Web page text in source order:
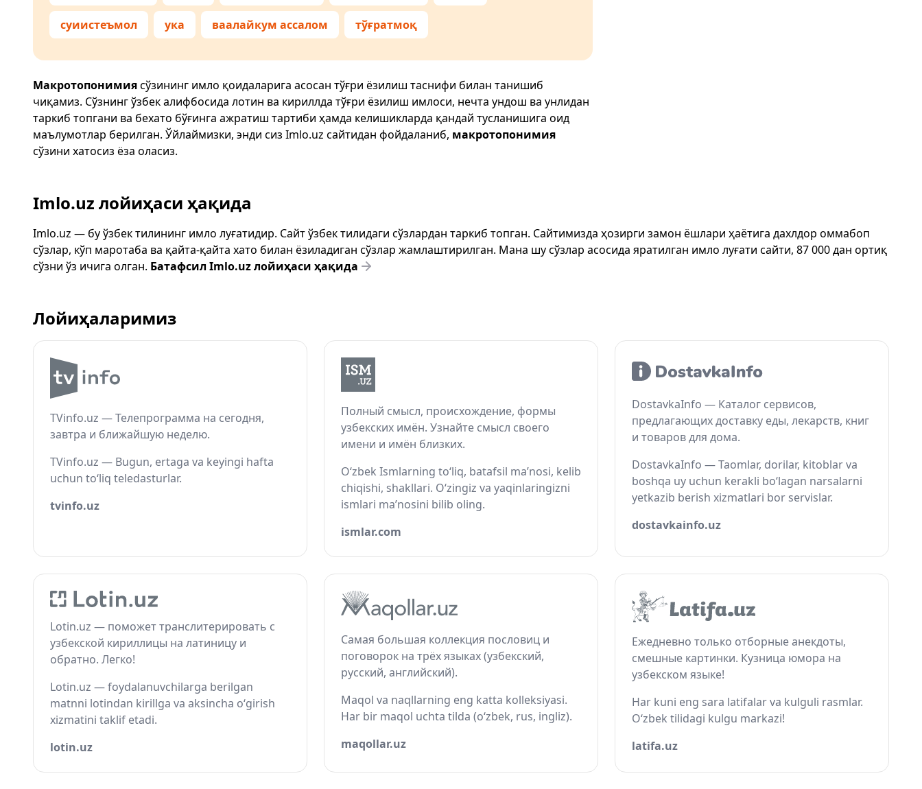
суиистеъмол ука ваалайкум ассалом тўғратмоқ
Макротопонимиясўзининг имло қоидаларига асосан тўғри ёзилиш таснифи билан танишиб
чиқамиз. Сўзнинг ўзбек алифбосида лотин ва кириллда тўғри ёзилиш имлоси, нечта ундош ва унлидан
таркиб топгани ва бехато бўғинга ажратиш тартиби ҳамда келишикларда қандай тусланишига оид
маълумотлар берилган. Ўйлаймизки, энди сиз Imlo.uz сайтидан фойдаланиб, макротопонимия
сўзини хатосиз ёза оласиз.
Imlo.uz лойиҳаси ҳақида
Imlo.uz — бу ўзбек тилининг имло луғатидир. Сайт ўзбек тилидаги сўзлардан таркиб топган. Сайтимизда ҳозирги замон ёшлари ҳаётига дахлдор оммабоп
сўзлар, кўп маротаба ва қайта-қайта хато билан ёзиладиган сўзлар жамлаштирилган. Мана шу сўзлар асосида яратилган имло луғати сайти, 87 000 дан ортиқ
сўзни ўз ичига олган. Батафсил Imlo.uz лойиҳаси ҳақида
Лойиҳаларимиз
TVinfo.uz — Телепрограмма на сегодня,
завтра и ближайшую неделю.
TVinfo.uz — Bugun, ertaga va keyingi hafta
uchun to‘liq teledasturlar.
tvinfo.uz
Полный смысл, происхождение, формы
узбекских имён. Узнайте смысл своего
имени и имён близких.
O‘zbek Ismlarning to‘liq, batafsil ma’nosi, kelib
chiqishi, shakllari. O‘zingiz va yaqinlaringizni
ismlari ma’nosini bilib oling.
ismlar.com
DostavkaInfo — Каталог сервисов,
предлагающих доставку еды, лекарств, книг
и товаров для дома.
DostavkaInfo — Taomlar, dorilar, kitoblar va
boshqa uy uchun kerakli bo‘lagan narsalarni
yetkazib berish xizmatlari bor servislar.
dostavkainfo.uz
Lotin.uz — поможет транслитерировать с
узбекской кириллицы на латиницу и
обратно. Легко!
Lotin.uz — foydalanuvchilarga berilgan
matnni lotindan kirillga va aksincha o‘girish
xizmatini taklif etadi.
lotin.uz
Самая большая коллекция пословиц и
поговорок на трёх языках (узбекский,
русский, английский).
Maqol va naqllarning eng katta kolleksiyasi.
Har bir maqol uchta tilda (o‘zbek, rus, ingliz).
maqollar.uz
Ежедневно только отборные анекдоты,
смешные картинки. Кузница юмора на
узбекском языке!
Har kuni eng sara latifalar va kulguli rasmlar.
O‘zbek tilidagi kulgu markazi!
latifa.uz